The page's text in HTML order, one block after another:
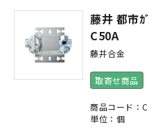
藤井 都市ｶ
C50A
藤井合金
取寄せ商品
商品コード：
単位：個